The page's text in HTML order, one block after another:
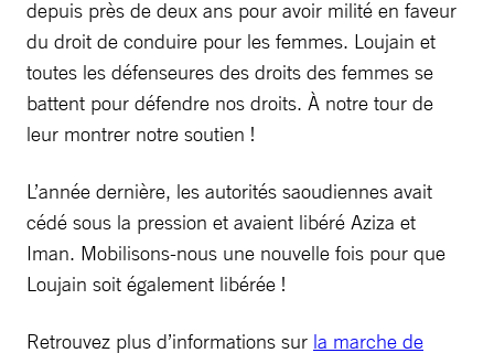
depuis près de deux ans pour avoir milité en faveur
du droit de conduire pour les femmes. Loujain et
toutes les défenseures des droits des femmes se
battent pour défendre nos droits. À notre tour de
leur montrer notre soutien !
L’année dernière, les autorités saoudiennes avait
cédé sous la pression et avaient libéré Aziza et
Iman. Mobilisons-nous une nouvelle fois pour que
Loujain soit également libérée !
Retrouvez plus d’informations sur la marche de